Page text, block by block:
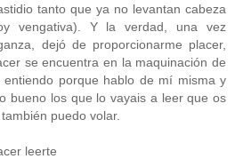
tanto que ya no levantan cabeza
vengativa). Y la verdad, una vez
dejó de proporcionarme placer,
se encuentra en la maquinación de
porque hablo de mí misma y
bueno los que lo vayais a leer que os
puedo volar.
leerte